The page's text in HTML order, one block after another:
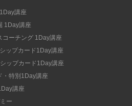
講座
1Day講座
コーチング 1Day講座
ップカード1Day講座
ップカード1Day講座
・特別1Day講座
講座
ー